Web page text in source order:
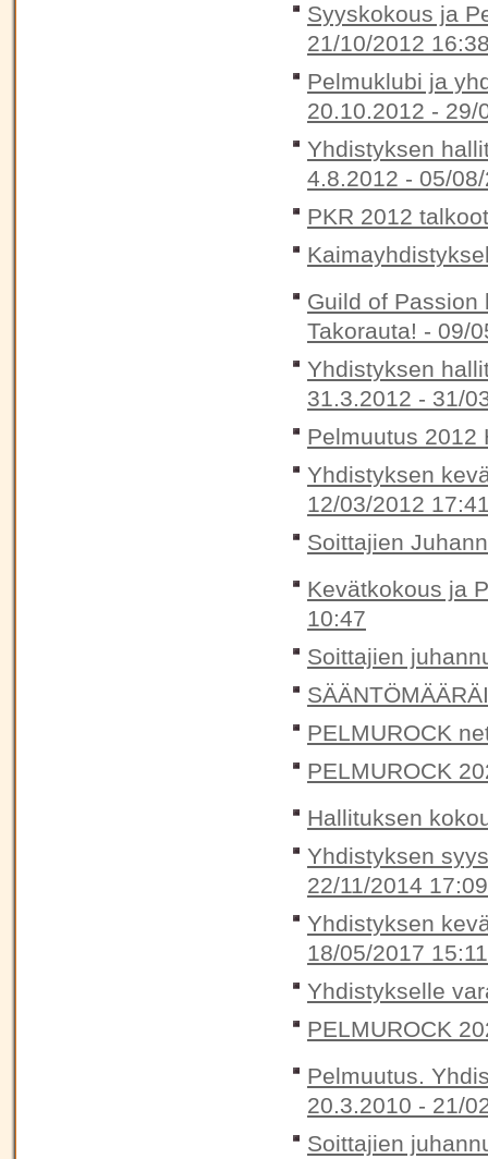
Syyskokous ja
21/10/2012
Pelmuklubi ja
20.10.2012 - 29/
Yhdistyksen
4.8.2012 - 05/
PKR 2012
Guild of
Takorauta! - 09/
Yhdistyksen
31.3.2012 - 31/
Pelmuutus
Yhdistyksen
12/03/2012
Soittajien
Kevätkokous ja
10:47
Soittajien
PELMUROCK
PELMUROCK
Hallituksen
Yhdistyksen
22/11/2014 17:09
Yhdistyksen
18/05/2017 15:11
Yhdistykselle
PELMUROCK
Pelmuutus.
20.3.2010 - 21/
Soittajien